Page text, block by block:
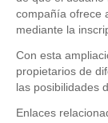
compañía ofrece
mediante la
Con esta
propietarios de
las posibilidades
Enlaces